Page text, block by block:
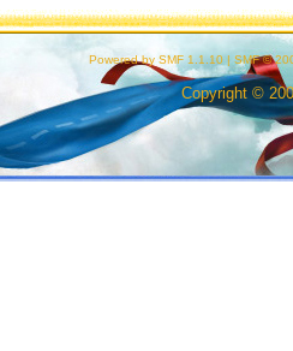
Powered by SMF 1.1.10 | SMF ©
Copyright ©